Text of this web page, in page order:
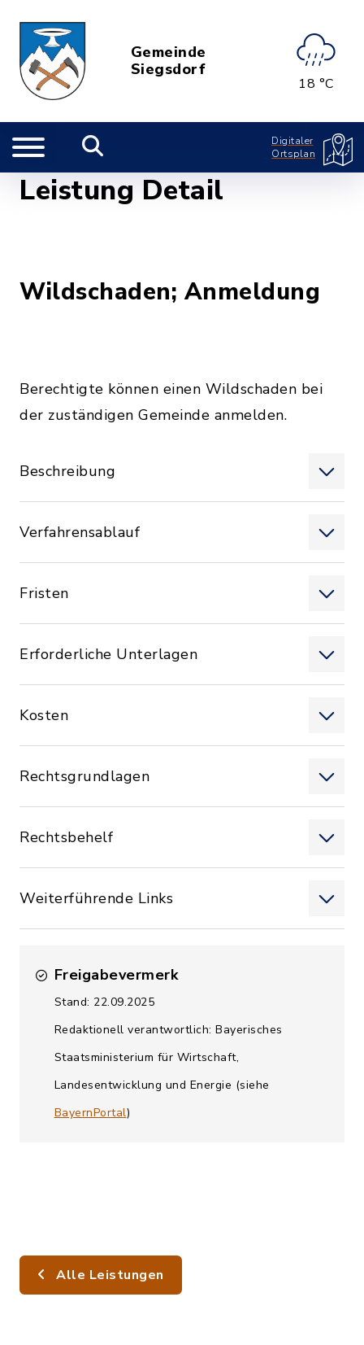
Gemeinde
Siegsdorf
18 °C
Digitaler
Ortsplan
Leistung Detail
Wildschaden; Anmeldung
Berechtigte können einen Wildschaden bei
der zuständigen Gemeinde anmelden.
Beschreibung
Verfahrensablauf
Fristen
Erforderliche Unterlagen
Kosten
Rechtsgrundlagen
Rechtsbehelf
Weiterführende Links
Freigabevermerk
Stand: 22.09.2025
Redaktionell verantwortlich: Bayerisches
Staatsministerium für Wirtschaft,
Landesentwicklung und Energie (siehe
BayernPortal)
Alle Leistungen